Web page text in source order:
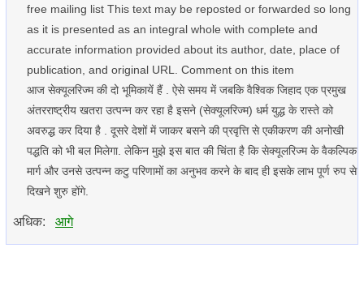
free mailing list This text may be reposted or forwarded so long
as it is presented as an integral whole with complete and
accurate information provided about its author, date, place of
publication, and original URL. Comment on this item
आज सेक्यूलरिज्म की दो भूमिकायें हैं . ऐसे समय में जबकि वैश्विक जिहाद एक प्रमुख
अंतरराष्ट्रीय खतरा उत्पन्न कर रहा है इसने (सेक्यूलरिज्म) धर्म युद्ध के रास्ते को
अवरुद्ध कर दिया है . दूसरे देशों में जाकर बसने की प्रवृत्ति से एकीकरण की अनोखी
पद्धति को भी बल मिलेगा. लेकिन मुझे इस बात की चिंता है कि सेक्यूलरिज्म के वैकल्पिक
मार्ग और उनसे उत्पन्न कटु परिणामों का अनुभव करने के बाद ही इसके लाभ पूर्ण रुप से
दिखने शुरु होंगे.
अधिक: आगे